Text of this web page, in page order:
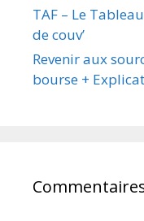
TAF – Le
de couv’
Revenir aux
bourse +